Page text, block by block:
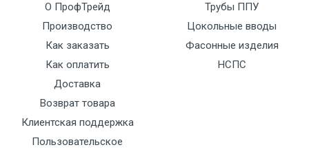
О ПрофТрейд
Производство
Как заказать
Как оплатить
Доставка
Возврат товара
Клиентская поддержка
Пользовательское
Трубы ППУ
Цокольные вводы
Фасонные изделия
НСПС